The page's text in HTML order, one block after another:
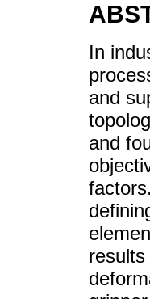
In
and
and